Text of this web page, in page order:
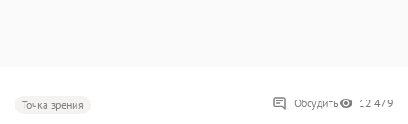
Точка зрения Обсудить 12 479